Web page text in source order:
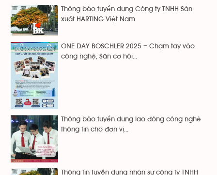
Thông báo tuyển dụng Công ty TNHH Sản
xuất HARTING Việt Nam
ONE DAY BOSCHLER 2025 – Chạm tay vào
công nghệ, Săn cơ hội...
Thông báo tuyển dụng lao động công nghệ
thông tin cho đơn vị...
Thông tin tuyển dụng nhân sự công ty TNHH